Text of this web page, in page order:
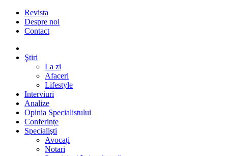
Revista
Despre noi
Contact
Ştiri
La zi
Afaceri
Lifestyle
Interviuri
Analize
Opinia Specialistului
Conferințe
Specialişti
Avocați
Notari